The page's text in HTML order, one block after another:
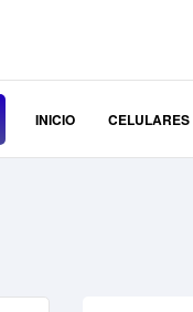
INICIO CELULARES